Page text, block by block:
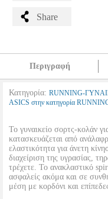
Share
Περιγραφή
Κατηγορία: RUNNING-
ASICS στην κατηγορία
Το γυναικείο σορτς-κολάν
κατασκευάζεται από
ελαστικότητα για άνετη
διαχείριση της υγρασίας,
τρέχετε. Το ανακλαστικό
ασφαλείς ακόμα και σε
μέση με κορδόνι και